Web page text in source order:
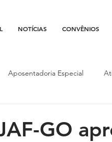
NOTÍCIAS CONVÊNIOS
Aposentadoria Especial
GO